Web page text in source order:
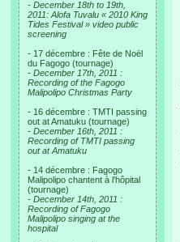
- December 18th to 19th,
2011: Alofa Tuvalu « 2010 King
Tides Festival » video public
screening
- 17 décembre : Fête de Noël
du Fagogo (tournage)
- December 17th, 2011 :
Recording of the Fagogo
Malipolipo Christmas Party
- 16 décembre : TMTI passing
out at Amatuku (tournage)
- December 16th, 2011 :
Recording of TMTI passing
out at Amatuku
- 14 décembre : Fagogo
Malipolipo chantent à l'hôpital
(tournage)
- December 14th, 2011 :
Recording of Fagogo
Malipolipo singing at the
hospital